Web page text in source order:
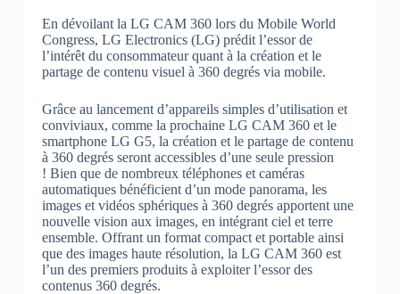
En dévoilant la LG CAM 360 lors du Mobile World
Congress, LG Electronics (LG) prédit l’essor de
l’intérêt du consommateur quant à la création et le
partage de contenu visuel à 360 degrés via mobile.
Grâce au lancement d’appareils simples d’utilisation et
conviviaux, comme la prochaine LG CAM 360 et le
smartphone LG G5, la création et le partage de contenu
à 360 degrés seront accessibles d’une seule pression
! Bien que de nombreux téléphones et caméras
automatiques bénéficient d’un mode panorama, les
images et vidéos sphériques à 360 degrés apportent une
nouvelle vision aux images, en intégrant ciel et terre
ensemble. Offrant un format compact et portable ainsi
que des images haute résolution, la LG CAM 360 est
l’un des premiers produits à exploiter l’essor des
contenus 360 degrés.